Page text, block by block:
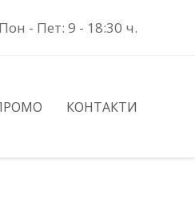
Пон - Пет: 9 - 18:30 ч.
КОНТАКТИ